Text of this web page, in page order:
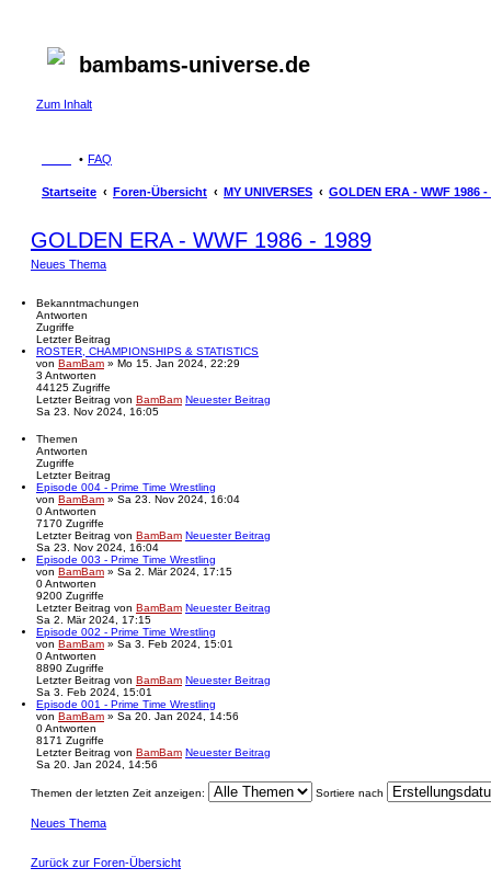
bambams-universe.de
Zum Inhalt
FAQ
Startseite Foren-Übersicht MY UNIVERSES GOLDEN ERA - WWF 1986 -
GOLDEN ERA - WWF 1986 - 1989
Neues Thema
Bekanntmachungen
Antworten
Zugriffe
Letzter Beitrag
ROSTER, CHAMPIONSHIPS & STATISTICS
von BamBam » Mo 15. Jan 2024, 22:29
3 Antworten
44125 Zugriffe
Letzter Beitrag von BamBam Neuester Beitrag
Sa 23. Nov 2024, 16:05
Themen
Antworten
Zugriffe
Letzter Beitrag
Episode 004 - Prime Time Wrestling
von BamBam » Sa 23. Nov 2024, 16:04
0Antworten
7170 Zugriffe
Letzter Beitrag von BamBam Neuester Beitrag
Sa 23. Nov 2024, 16:04
Episode 003 - Prime Time Wrestling
von BamBam » Sa 2. Mär 2024, 17:15
0Antworten
9200 Zugriffe
Letzter Beitrag von BamBam Neuester Beitrag
Sa 2. Mär 2024, 17:15
Episode 002 - Prime Time Wrestling
von BamBam » Sa 3. Feb 2024, 15:01
0Antworten
8890 Zugriffe
Letzter Beitrag von BamBam Neuester Beitrag
Sa 3. Feb 2024, 15:01
Episode 001 - Prime Time Wrestling
von BamBam » Sa 20. Jan 2024, 14:56
0Antworten
8171 Zugriffe
Letzter Beitrag von BamBam Neuester Beitrag
Sa 20. Jan 2024, 14:56
Themen der letzten Zeit anzeigen: Sortiere nach
Neues Thema
Zurück zur Foren-Übersicht